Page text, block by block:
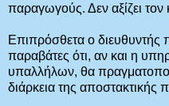
παραγωγούς. Δεν αξίζει
Επιπρόσθετα ο διευθυντής
παραβάτες ότι, αν και η
υπαλλήλων, θα
διάρκεια της αποστακτικής